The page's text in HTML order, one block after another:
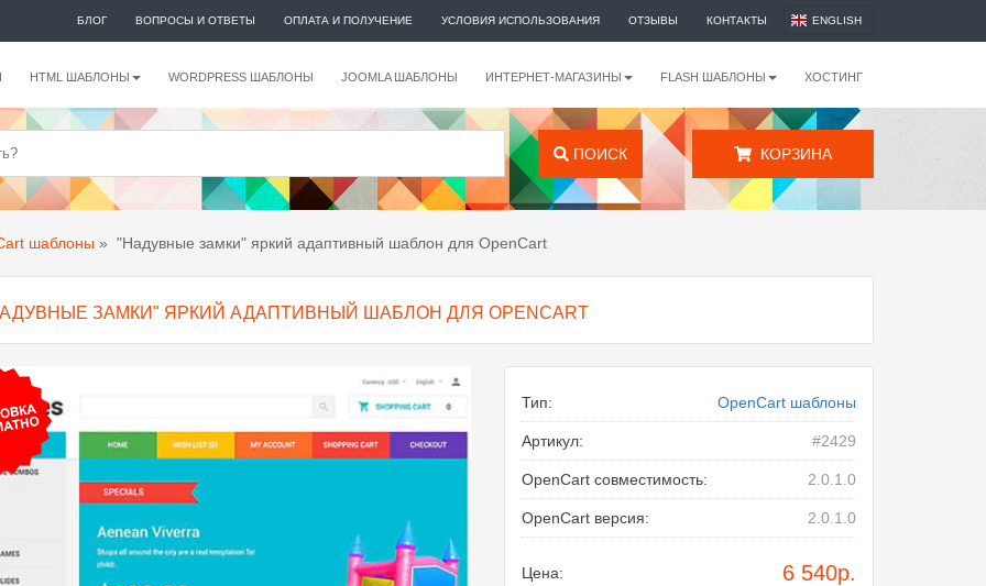
БЛОГ ВОПРОСЫ И ОТВЕТЫ ОПЛАТА И ПОЛУЧЕНИЕ УСЛОВИЯ ИСПОЛЬЗОВАНИЯ ОТЗЫВЫ КОНТАКТЫ ENGLISH
HTML ШАБЛОНЫ WORDPRESS ШАБЛОНЫ JOOMLA ШАБЛОНЫ ИНТЕРНЕТ-МАГАЗИНЫ FLASH ШАБЛОНЫ ХОСТИНГ
ПОИСК КОРЗИНА
шаблоны » "Надувные замки" яркий адаптивный шаблон для OpenCart
ЗАМКИ" ЯРКИЙ АДАПТИВНЫЙ ШАБЛОН ДЛЯ OPENCART
Тип: OpenCart шаблоны
Артикул: #2429
OpenCart совместимость: 2.0.1.0
OpenCart версия: 2.0.1.0
Цена: 6 540р.